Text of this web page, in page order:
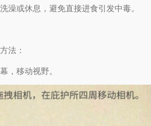
澡或休息，避免直接进食引发中毒。
法：
，移动视野。